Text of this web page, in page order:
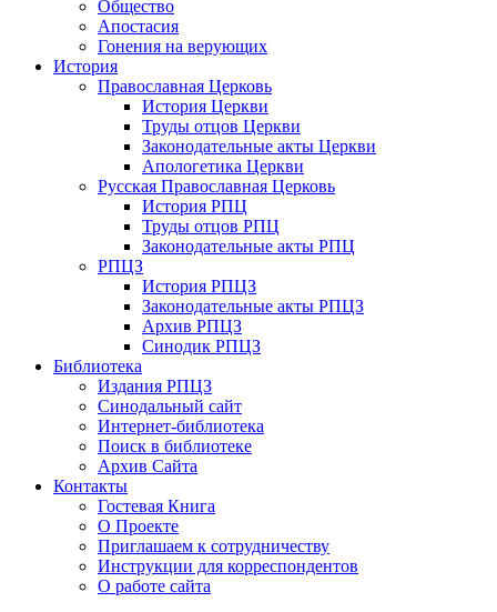
Общество
Апостасия
Гонения на верующих
История
Православная Церковь
История Церкви
Труды отцов Церкви
Законодательные акты Церкви
Апологетика Церкви
Русская Православная Церковь
История РПЦ
Труды отцов РПЦ
Законодательные акты РПЦ
РПЦЗ
История РПЦЗ
Законодательные акты РПЦЗ
Архив РПЦЗ
Синодик РПЦЗ
Библиотека
Издания РПЦЗ
Синодальный сайт
Интернет-библиотека
Поиск в библиотеке
Архив Сайта
Контакты
Гостевая Книга
О Проекте
Приглашаем к сотрудничеству
Инструкции для корреспондентов
О работе сайта